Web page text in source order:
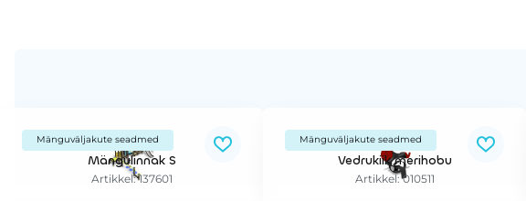
Mänguväljakute seadmed
Mängulinnak S
Artikkel: 137601
Mänguväljakute seadmed
Vedrukiik merihobu
Artikkel: 010511